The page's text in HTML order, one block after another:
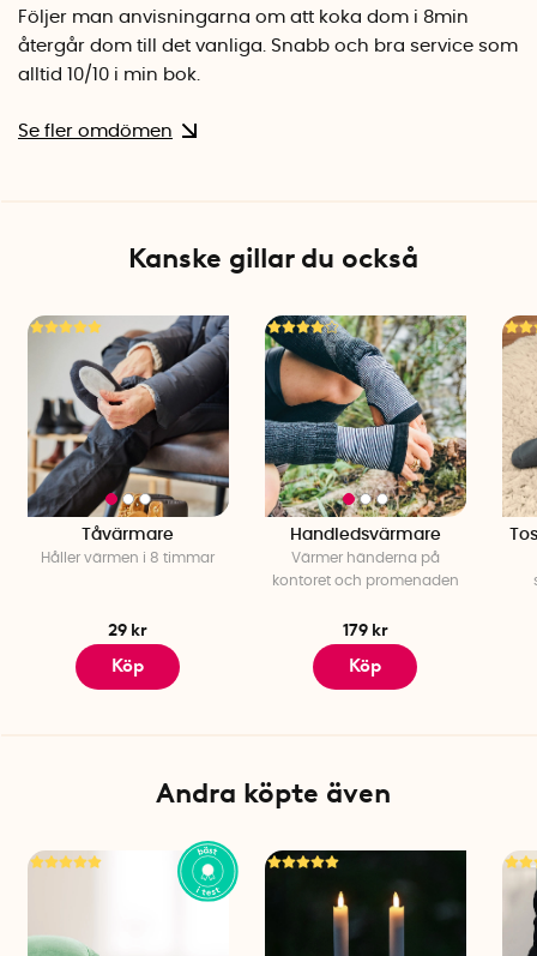
Följer man anvisningarna om att koka dom i 8min
återgår dom till det vanliga. Snabb och bra service som
alltid 10/10 i min bok.
Se fler omdömen
Kanske gillar du också
Tåvärmare
Håller värmen i 8 timmar
29 kr
Köp
Handledsvärmare
Värmer händerna på
kontoret och promenaden
179 kr
Köp
Andra köpte även